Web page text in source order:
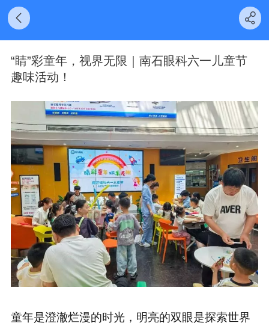
“睛”彩童年，视界无限｜南石眼科六一儿童节
趣味活动！
童年是澄澈烂漫的时光，明亮的双眼是探索世界